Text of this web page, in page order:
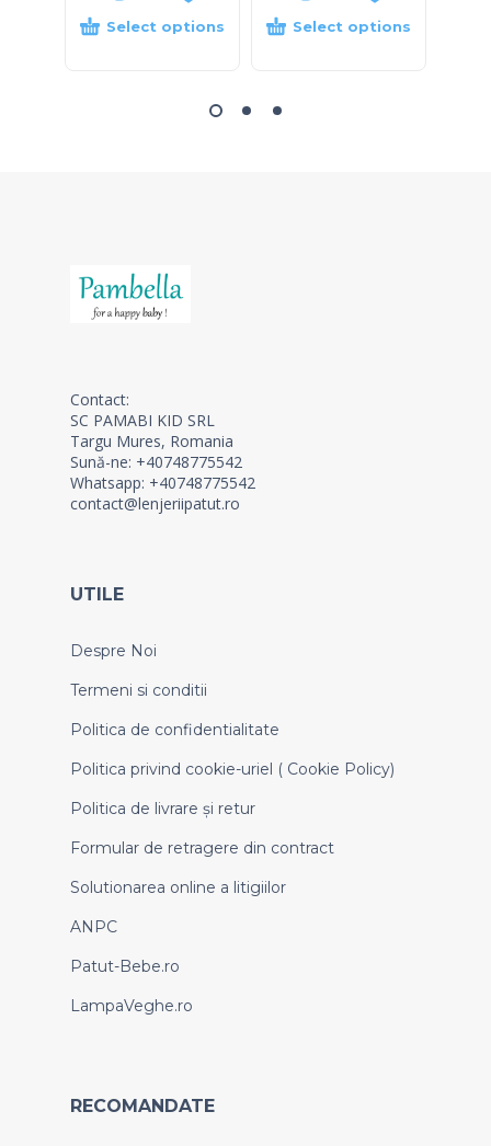
Select options Select options
Contact:
SC PAMABI KID SRL
Targu Mures, Romania
Sună-ne: +40748775542
Whatsapp: +40748775542
contact@lenjeriipatut.ro
UTILE
Despre Noi
Termeni si conditii
Politica de confidentialitate
Politica privind cookie-uriel ( Cookie Policy)
Politica de livrare și retur
Formular de retragere din contract
Solutionarea online a litigiilor
ANPC
Patut-Bebe.ro
LampaVeghe.ro
RECOMANDATE